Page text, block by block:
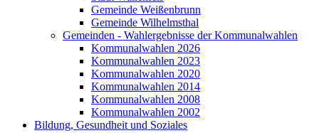
Gemeinde Weißenbrunn
Gemeinde Wilhelmsthal
Gemeinden - Wahlergebnisse der Kommunalwahlen
Kommunalwahlen 2026
Kommunalwahlen 2023
Kommunalwahlen 2020
Kommunalwahlen 2014
Kommunalwahlen 2008
Kommunalwahlen 2002
Bildung, Gesundheit und Soziales